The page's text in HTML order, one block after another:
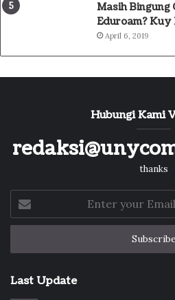
Masih
Eduroam?
April 6, 2019
Hubungi Kami
thanks
Enter
your
Email
Last Update